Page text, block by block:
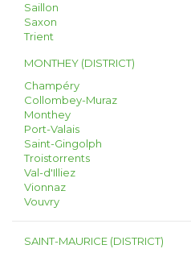
Saillon
Saxon
Trient
MONTHEY (DISTRICT)
Champéry
Collombey-Muraz
Monthey
Port-Valais
Saint-Gingolph
Troistorrents
Val-d'Illiez
Vionnaz
Vouvry
SAINT-MAURICE (DISTRICT)